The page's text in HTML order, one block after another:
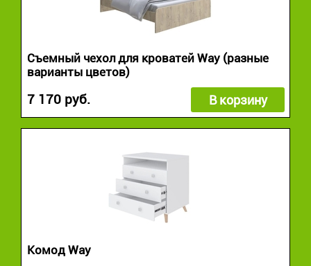
Съемный чехол для кроватей Way (разные
варианты цветов)
7 170 руб. В корзину
Комод Way